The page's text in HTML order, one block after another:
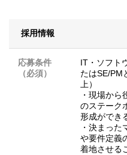
採用情報
応募条件
（必須）
IT・ソフト
たはSE/PM
上）
・現場か
のステーク
形成ができ
・決まっ
や要件定義
着地させる